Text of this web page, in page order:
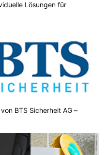
Lösungen für
BTS Sicherheit AG –